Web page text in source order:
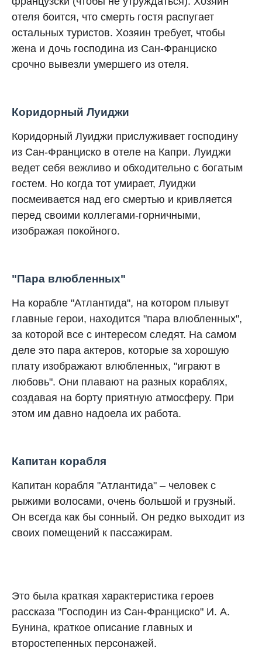
отеля боится, что смерть гостя распугает
остальных туристов. Хозяин требует, чтобы
жена и дочь господина из Сан-Франциско
срочно вывезли умершего из отеля.
Коридорный Луиджи
Коридорный Луиджи прислуживает господину
из Сан-Франциско в отеле на Капри. Луиджи
ведет себя вежливо и обходительно с богатым
гостем. Но когда тот умирает, Луиджи
посмеивается над его смертью и кривляется
перед своими коллегами-горничными,
изображая покойного.
"Пара влюбленных"
На корабле "Атлантида", на котором плывут
главные герои, находится "пара влюбленных",
за которой все с интересом следят. На самом
деле это пара актеров, которые за хорошую
плату изображают влюбленных, "играют в
любовь". Они плавают на разных кораблях,
создавая на борту приятную атмосферу. При
этом им давно надоела их работа.
Капитан корабля
Капитан корабля "Атлантида" – человек с
рыжими волосами, очень большой и грузный.
Он всегда как бы сонный. Он редко выходит из
своих помещений к пассажирам.
Это была краткая характеристика героев
рассказа "Господин из Сан-Франциско" И. А.
Бунина, краткое описание главных и
второстепенных персонажей.